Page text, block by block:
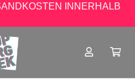
INNERHALB